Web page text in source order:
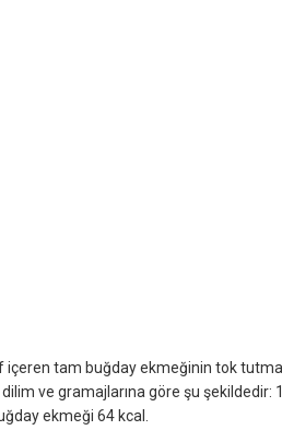
tam buğday ekmeğinin tok
ve gramajlarına göre şu şekildedir:
ekmeği 64 kcal.